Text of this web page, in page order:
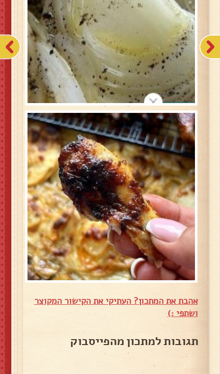
אהבת את המתכון? העתיקי את הקישור המקוצר
ושתפי :)
תגובות למתכון מהפייסבוק